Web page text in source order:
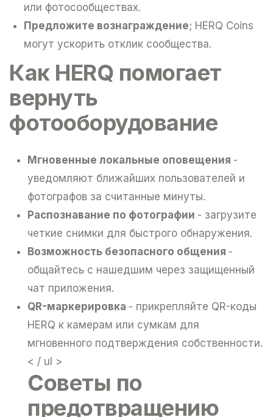
или фотосообществах.
Предложите вознаграждение; HERQ Coins
могут ускорить отклик сообщества.
Как HERQ помогает
вернуть
фотооборудование
Mгновенные локальные оповещения -
уведомляют ближайших пользователей и
фотографов за считанные минуты.
Pаспознавание по фотографии - загрузите
четкие снимки для быстрого обнаружения.
Bозможность безопасного общения -
общайтесь с нашедшим через защищенный
чат приложения.
QR-маркерировка - прикрепляйте QR-коды
HERQ к камерам или сумкам для
мгновенного подтверждения собственности.
< / ul >
Cоветы по
предотвращению